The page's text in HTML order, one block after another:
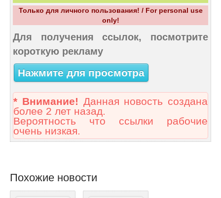
Только для личного пользования! / For personal use
only!
Для получения ссылок, посмотрите
короткую рекламу
Нажмите для просмотра
* Внимание! Данная новость создана
более 2 лет назад.
Вероятность что ссылки рабочие
очень низкая.
Похожие новости